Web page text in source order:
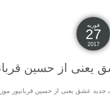
فوریه
27
2017
یعنی از حسین
عشق یعنی از حسین قربانپور